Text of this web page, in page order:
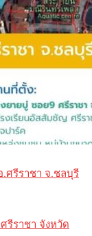
ศรีราชา จ.ชลบุรี
รีราชา จังหวัด